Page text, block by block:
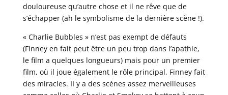
douloureuse qu’autre chose et il ne rêve que de
s’échapper (ah le symbolisme de la dernière scène !).
« Charlie Bubbles » n’est pas exempt de défauts
(Finney en fait peut être un peu trop dans l’apathie,
le film a quelques longueurs) mais pour un premier
film, où il joue également le rôle principal, Finney fait
des miracles. II y a des scènes assez merveilleuses